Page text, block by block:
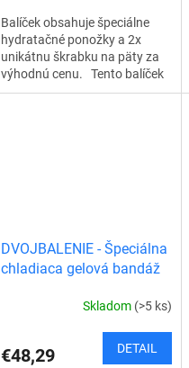
Balíček obsahuje špeciálne
hydratačné ponožky a 2x
unikátnu škrabku na päty za
výhodnú cenu. Tento balíček
obsahuje najúčinnejšiu
DVOJBALENIE - Špeciálna
chladiaca gelová bandáž
Skladom (>5 ks)
€48,29 DETAIL